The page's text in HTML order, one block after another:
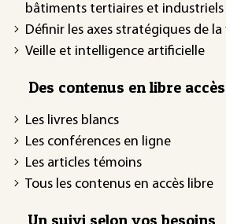
bâtiments tertiaires et industriels
Définir les axes stratégiques de la
Veille et intelligence artificielle
Des contenus en libre accès
Les livres blancs
Les conférences en ligne
Les articles témoins
Tous les contenus en accès libre
Un suivi selon vos besoins